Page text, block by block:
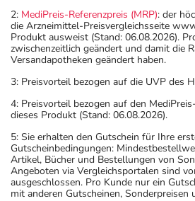
2: MediPreis-Referenzpreis (MRP): der
die Arzneimittel-Preisvergleichsseite
Produkt ausweist (Stand: 06.08.2026).
zwischenzeitlich geändert und damit die
Versandapotheken geändert haben.
3: Preisvorteil bezogen auf die UVP des
4: Preisvorteil bezogen auf den
dieses Produkt (Stand: 06.08.2026).
5: Sie erhalten den Gutschein für Ihre
Gutscheinbedingungen:
Artikel, Bücher und Bestellungen von
Angeboten via Vergleichsportalen sind
ausgeschlossen. Pro Kunde nur ein
mit anderen Gutscheinen,